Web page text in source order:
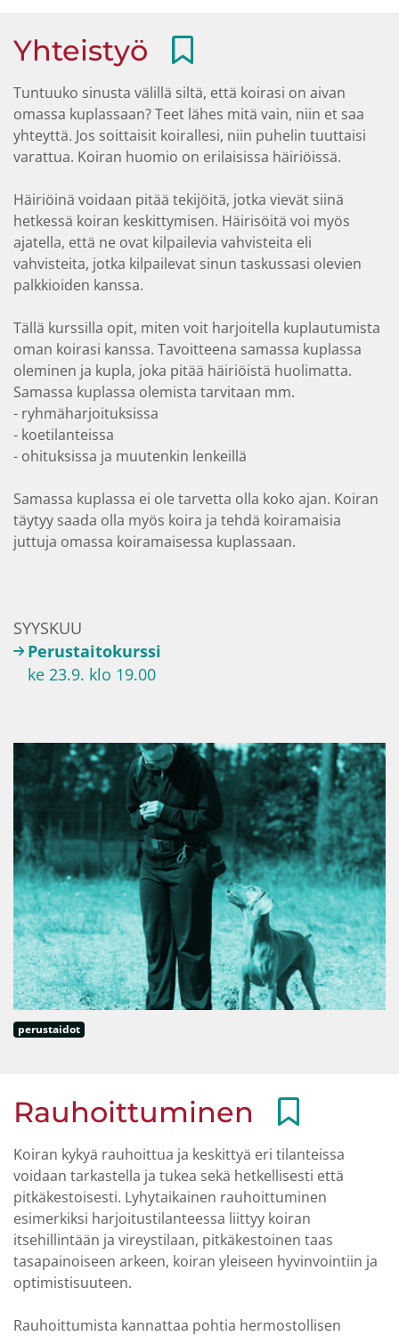
Yhteistyö
Tuntuuko sinusta välillä siltä, että koirasi on aivan
omassa kuplassaan? Teet lähes mitä vain, niin et saa
yhteyttä. Jos soittaisit koirallesi, niin puhelin tuuttaisi
varattua. Koiran huomio on erilaisissa häiriöissä.
Häiriöinä voidaan pitää tekijöitä, jotka vievät siinä
hetkessä koiran keskittymisen. Häirisöitä voi myös
ajatella, että ne ovat kilpailevia vahvisteita eli
vahvisteita, jotka kilpailevat sinun taskussasi olevien
palkkioiden kanssa.
Tällä kurssilla opit, miten voit harjoitella kuplautumista
oman koirasi kanssa. Tavoitteena samassa kuplassa
oleminen ja kupla, joka pitää häiriöistä huolimatta.
Samassa kuplassa olemista tarvitaan mm.
- ryhmäharjoituksissa
- koetilanteissa
- ohituksissa ja muutenkin lenkeillä
Samassa kuplassa ei ole tarvetta olla koko ajan. Koiran
täytyy saada olla myös koira ja tehdä koiramaisia
juttuja omassa koiramaisessa kuplassaan.
SYYSKUU
Perustaitokurssi
ke 23.9. klo 19.00
perustaidot
Rauhoittuminen
Koiran kykyä rauhoittua ja keskittyä eri tilanteissa
voidaan tarkastella ja tukea sekä hetkellisesti että
pitkäkestoisesti. Lyhytaikainen rauhoittuminen
esimerkiksi harjoitustilanteessa liittyy koiran
itsehillintään ja vireystilaan, pitkäkestoinen taas
tasapainoiseen arkeen, koiran yleiseen hyvinvointiin ja
optimistisuuteen.
Rauhoittumista kannattaa pohtia hermostollisen